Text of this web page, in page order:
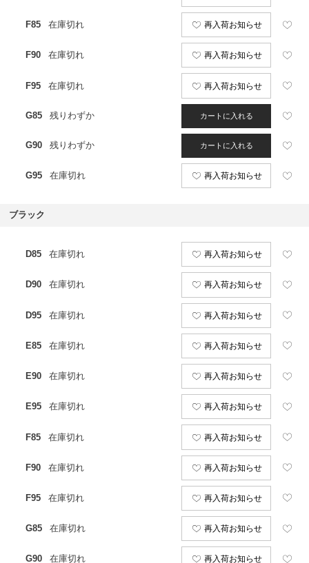
F85 在庫切れ 再入荷お知らせ
F90 在庫切れ 再入荷お知らせ
F95 在庫切れ 再入荷お知らせ
G85 残りわずか カートに入れる
G90 残りわずか カートに入れる
G95 在庫切れ 再入荷お知らせ
ブラック
D85 在庫切れ 再入荷お知らせ
D90 在庫切れ 再入荷お知らせ
D95 在庫切れ 再入荷お知らせ
E85 在庫切れ 再入荷お知らせ
E90 在庫切れ 再入荷お知らせ
E95 在庫切れ 再入荷お知らせ
F85 在庫切れ 再入荷お知らせ
F90 在庫切れ 再入荷お知らせ
F95 在庫切れ 再入荷お知らせ
G85 在庫切れ 再入荷お知らせ
G90 在庫切れ 再入荷お知らせ